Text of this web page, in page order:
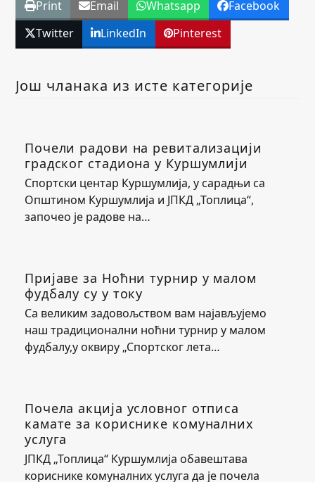
Print Email Whatsapp
Facebook
Twitter
LinkedIn Pinterest
Још чланака из исте категорије
Почели радови на ревитализацији
градског стадиона у Куршумлији
Спортски центар Куршумлија, у сарадњи са
Општином Куршумлија и ЈПКД „Топлица“,
започео је радове на…
Пријаве за Ноћни турнир у малом
фудбалу су у току
Са великим задовољством вам најављујемо
наш традиционални ноћни турнир у малом
фудбалу,у оквиру „Спортског лета…
Почела акција условног отписа
камате за кориснике комуналних
услуга
ЈПКД „Топлица“ Куршумлија обавештава
кориснике комуналних услуга да је почела